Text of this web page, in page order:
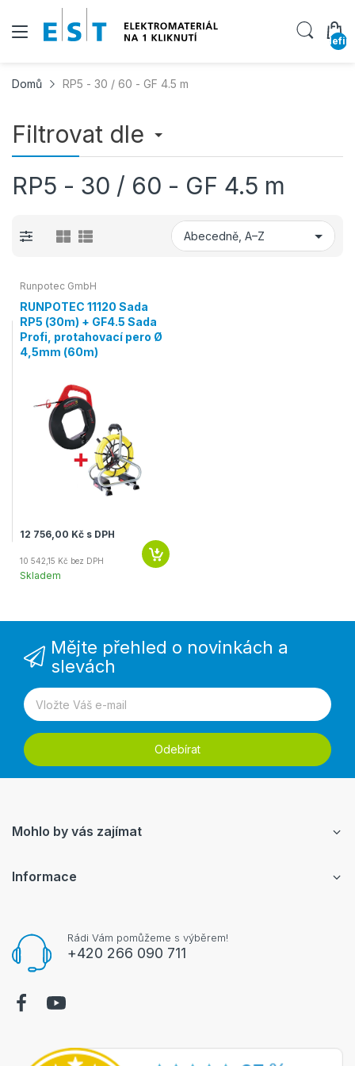
Domů RP5 - 30 / 60 - GF 4.5 m
Filtrovat dle
RP5 - 30 / 60 - GF 4.5 m
Runpotec GmbH
RUNPOTEC 11120 Sada
RP5 (30m) + GF4.5 Sada
Profi, protahovací pero Ø
4,5mm (60m)
12 756,00 Kč s DPH
10 542,15 Kč bez DPH
Skladem
Mějte přehled o novinkách a
slevách
Odebírat
Rádi Vám pomůžeme s výběrem!
+420 266 090 711
Mohlo by vás zajímat
Informace